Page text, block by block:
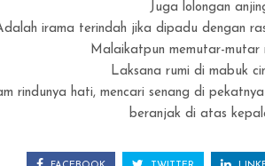
Juga lolongan
irama terindah jika dipadu dengan
Malaikatpun memutar-mutar
Laksana rumi di mabuk
rindunya hati, mencari senang di
beranjak di atas